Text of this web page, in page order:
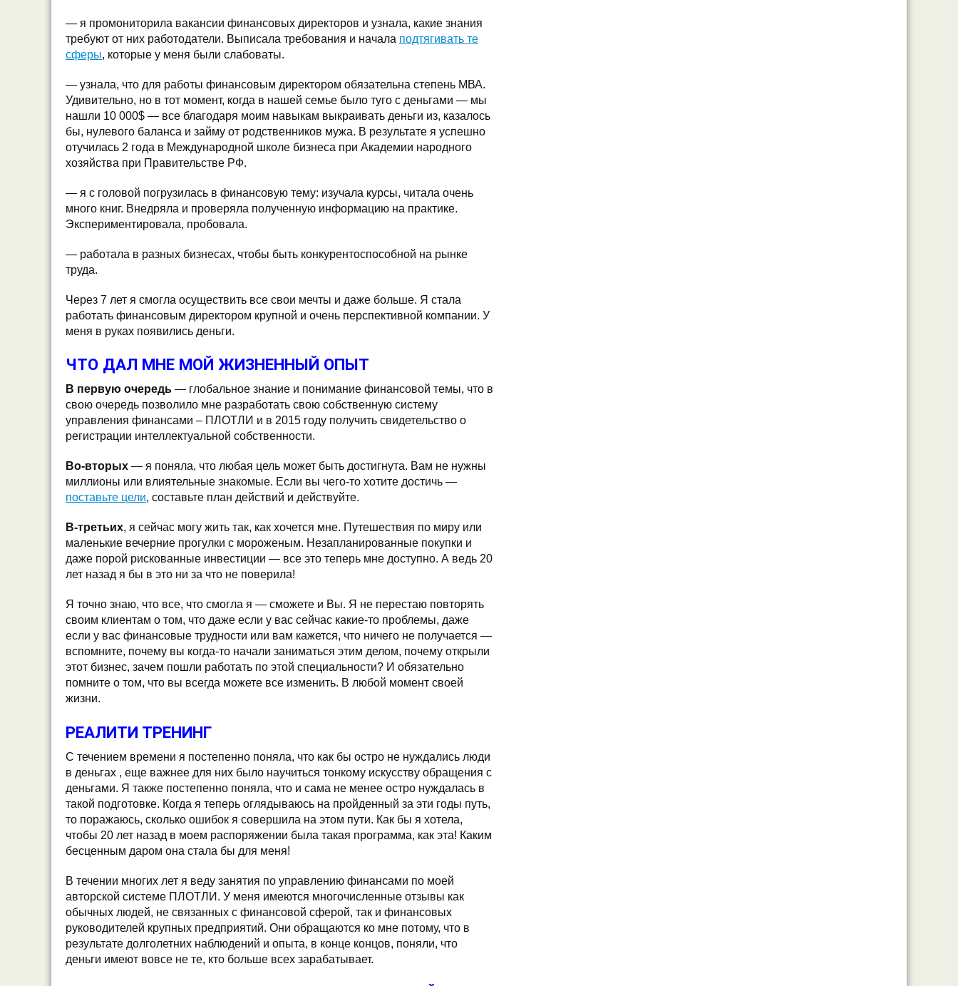
— я промониторила вакансии финансовых директоров и узнала, какие знания
требуют от них работодатели. Выписала требования и начала подтягивать те
сферы, которые у меня были слабоваты.
— узнала, что для работы финансовым директором обязательна степень МВА.
Удивительно, но в тот момент, когда в нашей семье было туго с деньгами — мы
нашли 10 000$ — все благодаря моим навыкам выкраивать деньги из, казалось
бы, нулевого баланса и займу от родственников мужа. В результате я успешно
отучилась 2 года в Международной школе бизнеса при Академии народного
хозяйства при Правительстве РФ.
— я с головой погрузилась в финансовую тему: изучала курсы, читала очень
много книг. Внедряла и проверяла полученную информацию на практике.
Экспериментировала, пробовала.
— работала в разных бизнесах, чтобы быть конкурентоспособной на рынке
труда.
Через 7 лет я смогла осуществить все свои мечты и даже больше. Я стала
работать финансовым директором крупной и очень перспективной компании. У
меня в руках появились деньги.
ЧТО ДАЛ МНЕ МОЙ ЖИЗНЕННЫЙ ОПЫТ
В первую очередь — глобальное знание и понимание финансовой темы, что в
свою очередь позволило мне разработать свою собственную систему
управления финансами – ПЛОТЛИ и в 2015 году получить свидетельство о
регистрации интеллектуальной собственности.
Во-вторых — я поняла, что любая цель может быть достигнута. Вам не нужны
миллионы или влиятельные знакомые. Если вы чего-то хотите достичь —
поставьте цели, составьте план действий и действуйте.
В-третьих, я сейчас могу жить так, как хочется мне. Путешествия по миру или
маленькие вечерние прогулки с мороженым. Незапланированные покупки и
даже порой рискованные инвестиции — все это теперь мне доступно. А ведь 20
лет назад я бы в это ни за что не поверила!
Я точно знаю, что все, что смогла я — сможете и Вы. Я не перестаю повторять
своим клиентам о том, что даже если у вас сейчас какие-то проблемы, даже
если у вас финансовые трудности или вам кажется, что ничего не получается —
вспомните, почему вы когда-то начали заниматься этим делом, почему открыли
этот бизнес, зачем пошли работать по этой специальности? И обязательно
помните о том, что вы всегда можете все изменить. В любой момент своей
жизни.
РЕАЛИТИ ТРЕНИНГ
С течением времени я постепенно поняла, что как бы остро не нуждались люди
в деньгах , еще важнее для них было научиться тонкому искусству обращения с
деньгами. Я также постепенно поняла, что и сама не менее остро нуждалась в
такой подготовке. Когда я теперь оглядываюсь на пройденный за эти годы путь,
то поражаюсь, сколько ошибок я совершила на этом пути. Как бы я хотела,
чтобы 20 лет назад в моем распоряжении была такая программа, как эта! Каким
бесценным даром она стала бы для меня!
В течении многих лет я веду занятия по управлению финансами по моей
авторской системе ПЛОТЛИ. У меня имеются многочисленные отзывы как
обычных людей, не связанных с финансовой сферой, так и финансовых
руководителей крупных предприятий. Они обращаются ко мне потому, что в
результате долголетних наблюдений и опыта, в конце концов, поняли, что
деньги имеют вовсе не те, кто больше всех зарабатывает.